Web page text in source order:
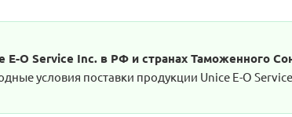
O Service Inc. в РФ и странах Таможенного
условия поставки продукции Unice E-O